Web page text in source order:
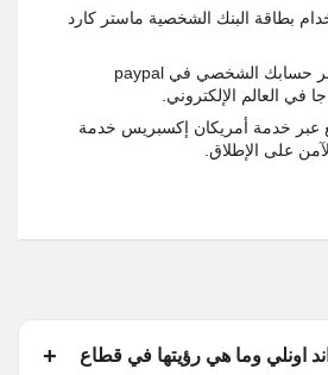
بطاقة البنك الشخصية ماستر كارد
تستطيعي الدفع عبر حسابك الشخصي في paypal
في العالم الإلكتروني.
عبر خدمة أمريكان إكسبريس خدمة
على الإطلاق.
اونلي وما هي رؤيتها في قطاع